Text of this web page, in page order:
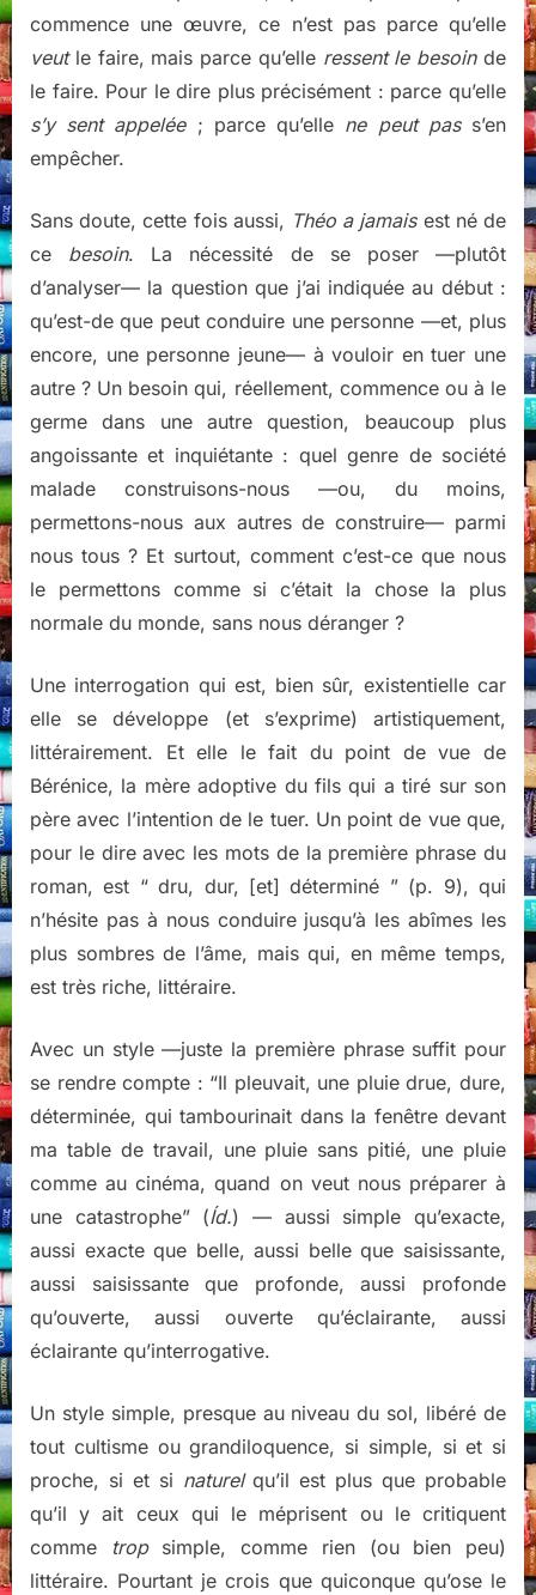
commence une œuvre, ce n’est pas parce qu’elle
veutle faire, mais parce qu’elle ressent le besoinde
le faire. Pour le dire plus précisément : parce qu’elle
s’y sent appelée; parce qu’elle ne peut pass’en
empêcher.
Sans doute, cette fois aussi, Théo a jamaisest né de
ce besoin. La nécessité de se poser —plutôt
d’analyser— la question que j’ai indiquée au début :
qu’est-de que peut conduire une personne —et, plus
encore, une personne jeune— à vouloir en tuer une
autre ? Un besoin qui, réellement, commence ou à le
germe dans une autre question, beaucoup plus
angoissante et inquiétante : quel genre de société
malade construisons-nous —ou, du moins,
permettons-nous aux autres de construire— parmi
nous tous ? Et surtout, comment c’est-ce que nous
le permettons comme si c’était la chose la plus
normale du monde, sans nous déranger ?
Une interrogation qui est, bien sûr, existentielle car
elle se développe (et s’exprime) artistiquement,
littérairement. Et elle le fait du point de vue de
Bérénice, la mère adoptive du fils qui a tiré sur son
père avec l’intention de le tuer. Un point de vue que,
pour le dire avec les mots de la première phrase du
roman, est “ dru, dur, [et] déterminé ” (p. 9), qui
n’hésite pas à nous conduire jusqu’à les abîmes les
plus sombres de l’âme, mais qui, en même temps,
est très riche, littéraire.
Avec un style —juste la première phrase suffit pour
se rendre compte : “Il pleuvait, une pluie drue, dure,
déterminée, qui tambourinait dans la fenêtre devant
ma table de travail, une pluie sans pitié, une pluie
comme au cinéma, quand on veut nous préparer à
une catastrophe” (Íd.) — aussi simple qu’exacte,
aussi exacte que belle, aussi belle que saisissante,
aussi saisissante que profonde, aussi profonde
qu’ouverte, aussi ouverte qu’éclairante, aussi
éclairante qu’interrogative.
Un style simple, presque au niveau du sol, libéré de
tout cultisme ou grandiloquence, si simple, si et si
proche, si et si naturelqu’il est plus que probable
qu’il y ait ceux qui le méprisent ou le critiquent
comme
tropsimple, comme rien (ou bien peu)
littéraire. Pourtant je crois que quiconque qu’ose le